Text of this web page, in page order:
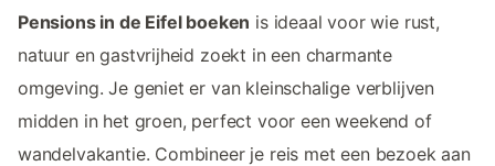
Pensions in de Eifel boeken is ideaal voor wie rust,
natuur en gastvrijheid zoekt in een charmante
omgeving. Je geniet er van kleinschalige verblijven
midden in het groen, perfect voor een weekend of
wandelvakantie. Combineer je reis met een bezoek aan